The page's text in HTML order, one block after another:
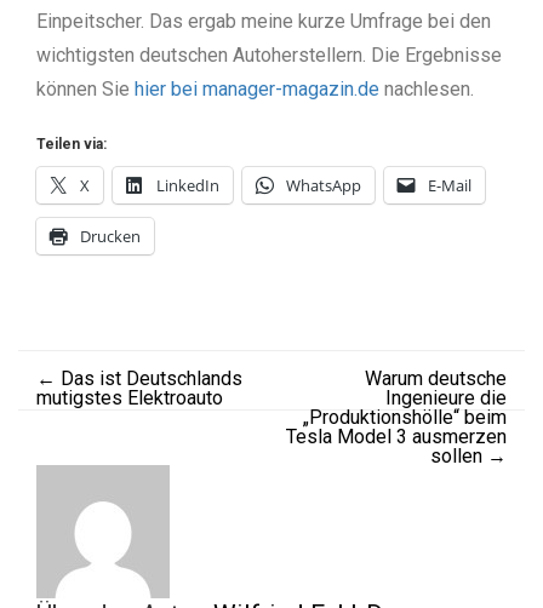
Einpeitscher. Das ergab meine kurze Umfrage bei den
wichtigsten deutschen Autoherstellern. Die Ergebnisse
können Sie hier bei manager-magazin.de nachlesen.
Teilen via:
X LinkedIn WhatsApp E-Mail
Drucken
← Das ist Deutschlands
mutigstes Elektroauto
Warum deutsche
Ingenieure die
„Produktionshölle“ beim
Tesla Model 3 ausmerzen
sollen →